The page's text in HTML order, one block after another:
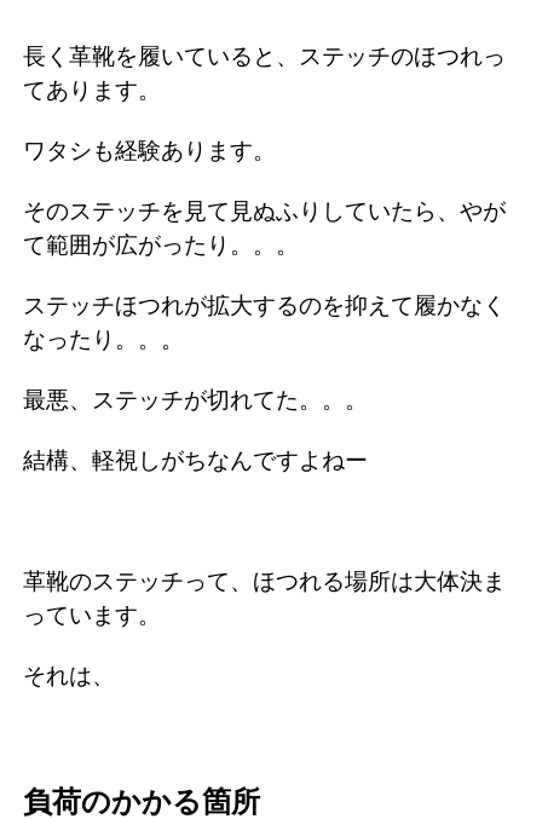
長く革靴を履いていると、ステッチのほつれっ
てあります。
ワタシも経験あります。
そのステッチを見て見ぬふりしていたら、やが
て範囲が広がったり。。。
ステッチほつれが拡大するのを抑えて履かなく
なったり。。。
最悪、ステッチが切れてた。。。
結構、軽視しがちなんですよねー
革靴のステッチって、ほつれる場所は大体決ま
っています。
それは、
負荷のかかる箇所